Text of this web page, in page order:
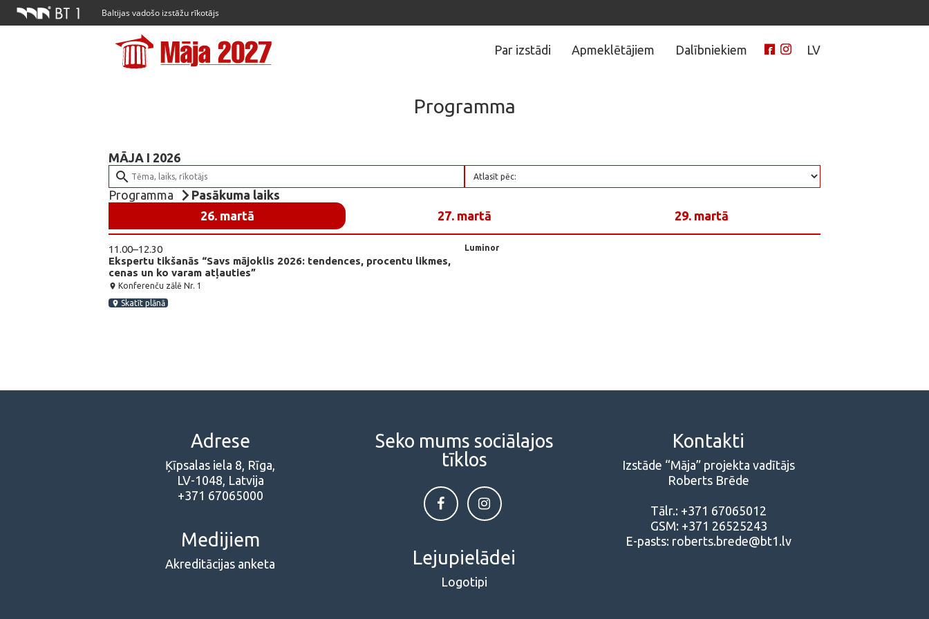
Baltijas vadošo izstāžu rīkotājs
Par izstādi Apmeklētājiem Dalībniekiem LV
Programma
Adrese
Ķīpsalas iela 8, Rīga,
LV-1048, Latvija
+371 67065000
Medijiem
Akreditācijas anketa
Seko mums sociālajos
tīklos
Lejupielādei
Logotipi
Kontakti
Izstāde “Māja” projekta vadītājs
Roberts Brēde
Tālr.: +371 67065012
GSM: +371 26525243
E-pasts: roberts.brede@bt1.lv